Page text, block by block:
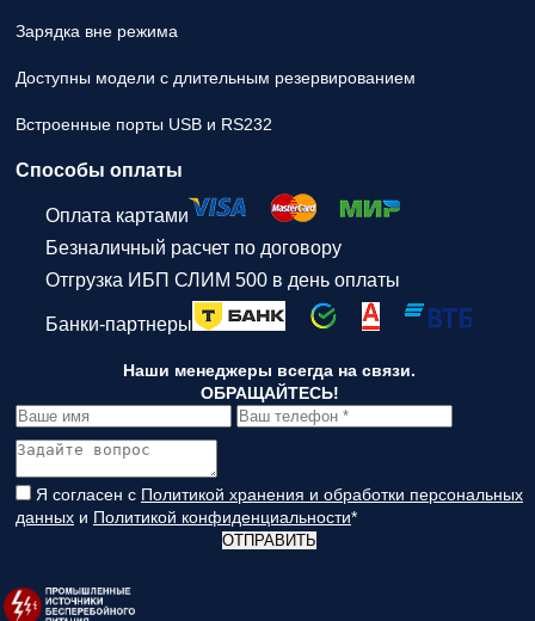
Зарядка вне режима
Доступны модели с длительным резервированием
Встроенные порты USB и RS232
Способы оплаты
Оплата картами
Безналичный расчет по договору
Отгрузка ИБП СЛИМ 500 в день оплаты
Банки-партнеры
Наши менеджеры всегда на связи.
ОБРАЩАЙТЕСЬ!
Я согласен с Политикой хранения и обработки персональных
данных и Политикой конфиденциальности*
ОТПРАВИТЬ